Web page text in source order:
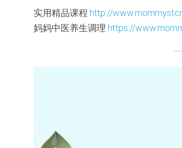
实用精品课程 http://
妈妈中医养生调理 https://